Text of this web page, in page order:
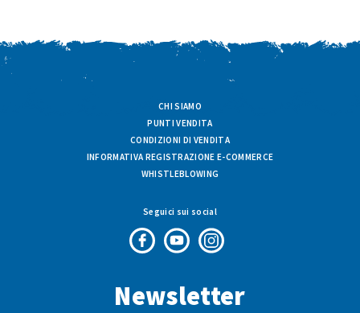
CHI SIAMO
PUNTI VENDITA
CONDIZIONI DI VENDITA
INFORMATIVA REGISTRAZIONE E-COMMERCE
WHISTLEBLOWING
Seguici sui social
di
di
di
Newsletter